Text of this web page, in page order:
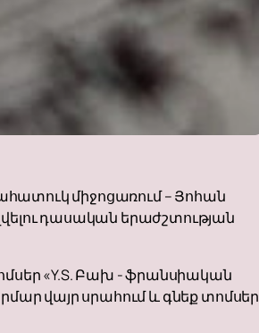
միջոցառում – Յոհան
դասական երաժշտության
«Y.S. Բախ - ֆրանսիական
վայր սրահում և գնեք տոմսեր